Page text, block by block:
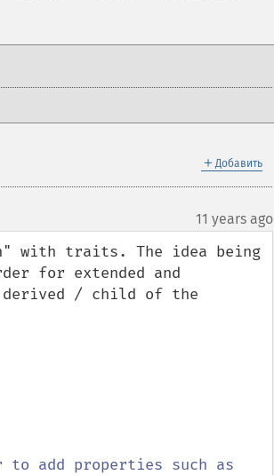
＋ Добавить
11 years ago
with traits. The idea being
for extended and
derived / child of the
to add properties such as